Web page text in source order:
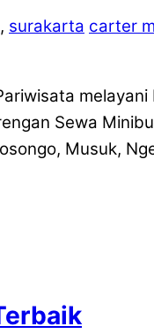
, surakarta carter
Sewa
Musuk,